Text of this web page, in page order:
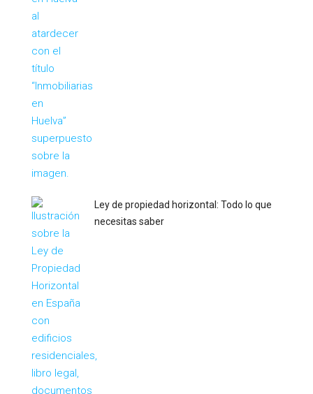
Ley de propiedad horizontal: Todo lo que
necesitas saber